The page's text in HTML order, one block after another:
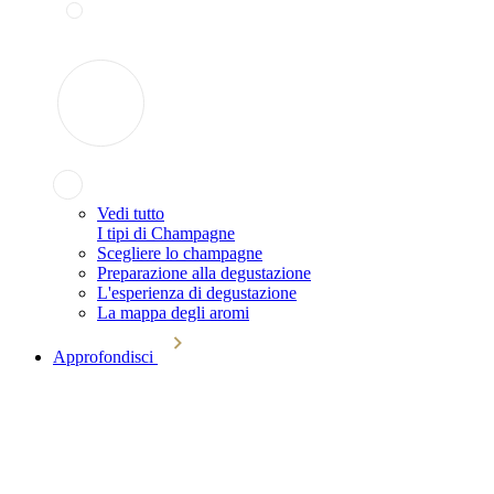
Vedi tutto
I tipi di Champagne
Scegliere lo champagne
Preparazione alla degustazione
L'esperienza di degustazione
La mappa degli aromi
Approfondisci